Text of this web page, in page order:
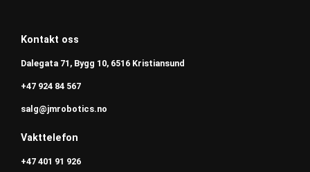
Kontakt oss
Dalegata 71, Bygg 10, 6516 Kristiansund
+47 924 84 567
salg@jmrobotics.no
Vakttelefon
+47 401 91 926